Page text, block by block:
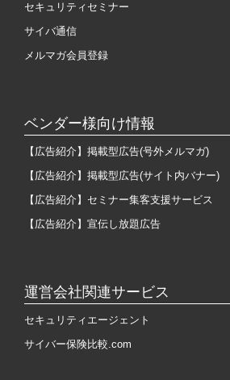
セキュリティセミナー
サイバ通信
メルマガ会員登録
ベンダー様向け情報
【広告紹介】掲載型広告(号外メルマガ)
【広告紹介】掲載型広告(サイト内バナー)
【広告紹介】セミナー集客支援サービス
【広告紹介】宣伝し放題広告
運営会社関連サービス
セキュリティエージェント
サイバー保険比較.com